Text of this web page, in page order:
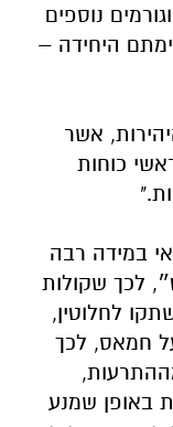
נוספים
היחידה –
אשר
כוחות
במידה רבה
לכך שקולות
לחלוטין,
חמאס, לכך
באופן שמנע